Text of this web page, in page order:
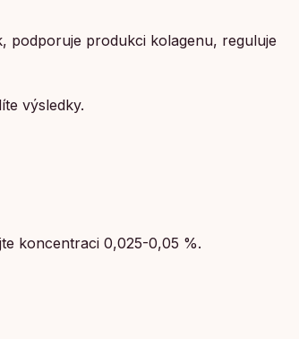
podporuje produkci kolagenu, reguluje
výsledky.
koncentraci 0,025-0,05 %.